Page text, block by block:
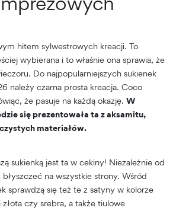
hitem sylwestrowych kreacji. To
wybierana i to właśnie ona sprawia, że
Do najpopularniejszych sukienek
należy czarna prosta kreacja. Coco
że pasuje na każdą okazję. W
się prezentowała ta z aksamitu,
materiałów.
sukienką jest ta w cekiny! Niezależnie od
na wszystkie strony. Wśród
sprawdzą się też te z satyny w kolorze
złota czy srebra, a także tiulowe